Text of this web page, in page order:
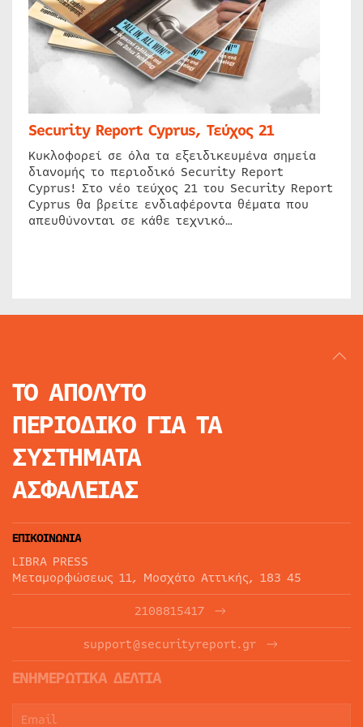
Security Report Cyprus, Τεύχος 21
Κυκλοφορεί σε όλα τα εξειδικευμένα σημεία
διανομής το περιοδικό Security Report
Cyprus! Στο νέο τεύχος 21 του Security Report
Cyprus θα βρείτε ενδιαφέροντα θέματα που
απευθύνονται σε κάθε τεχνικό…
ΤΟ ΑΠΟΛΥΤΟ
ΠΕΡΙΟΔΙΚΟ ΓΙΑ ΤΑ
ΣΥΣΤΗΜΑΤΑ
ΑΣΦΑΛΕΙΑΣ
ΕΠΙΚΟΙΝΩΝΙΑ
LIBRA PRESS
Μεταμορφώσεως 11, Μοσχάτο Αττικής, 183 45
2108815417
support@securityreport.gr
ΕΝΗΜΕΡΩΤΙΚΑ ΔΕΛΤΙΑ